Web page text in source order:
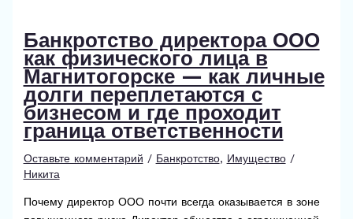
Банкротство директора ООО
как физического лица в
Магнитогорске — как личные
долги переплетаются с
бизнесом и где проходит
граница ответственности
Оставьте комментарий / Банкротство, Имущество/
Никита
Почему директор ООО почти всегда оказывается в зоне